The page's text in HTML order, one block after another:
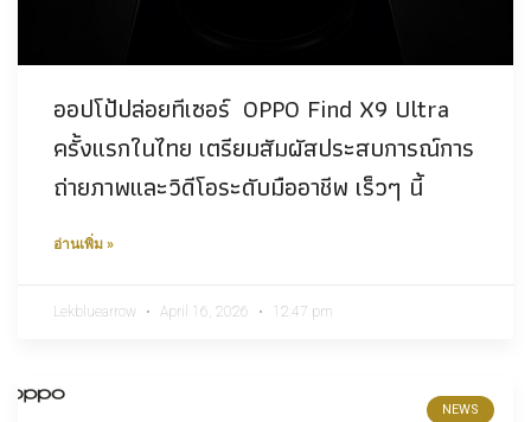
ออปโป้ปล่อยทีเซอร์ OPPO Find X9 Ultra
ครั้งแรกในไทย เตรียมสัมผัสประสบการณ์การ
ถ่ายภาพและวิดีโอระดับมืออาชีพ เร็วๆ นี้
อ่านเพิ่ม »
Lekbluearrow April 16, 2026 12:47 pm
NEWS